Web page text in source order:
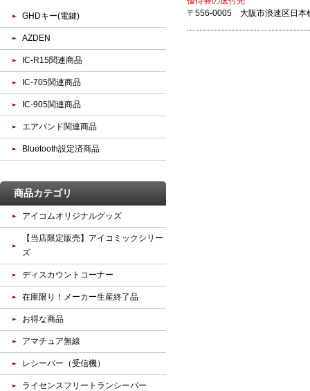
〒556-0005 大阪市浪速区日
GHDキー(電鍵)
AZDEN
IC-R15関連商品
IC-705関連商品
IC-905関連商品
エアバンド関連商品
Bluetooth設定済商品
商品カテゴリ
アイコムオリジナルグッズ
【当店限定販売】アイコミックシリー
ズ
ディスカウントコーナー
在庫限り！メーカー生産終了品
お得な商品
アマチュア無線
レシーバー（受信機）
ライセンスフリートランシーバー